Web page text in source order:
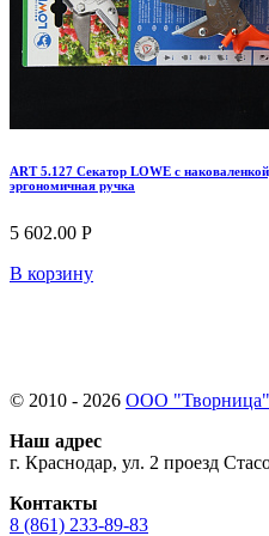
ART 5.127 Секатор LOWE с
эргономичная ручка
5 602.00 Р
В корзину
© 2010 - 2026 ООО "Творница"
Наш адрес
г. Краснодар, ул. 2 проезд
Контакты
8 (861) 233-89-83